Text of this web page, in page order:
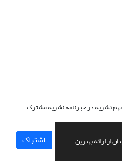
از ارائه بهترین
مهم نشریه در خبرنامه نشریه مشترک
اشتراک